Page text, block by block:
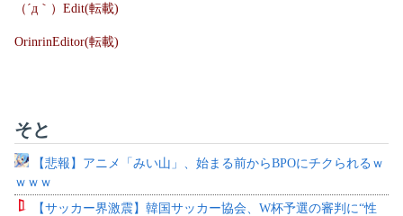
（´д｀）Edit(転載)
OrinrinEditor(転載)
そと
【悲報】アニメ「みい山」、始まる前からBPOにチクられるｗ
ｗｗｗ
【サッカー界激震】韓国サッカー協会、W杯予選の審判に“性